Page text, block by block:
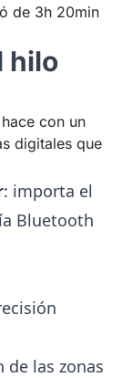
de 3h 20min
hilo
con un
digitales que
: importa el
Bluetooth
de las zonas